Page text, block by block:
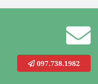
097.738.1982